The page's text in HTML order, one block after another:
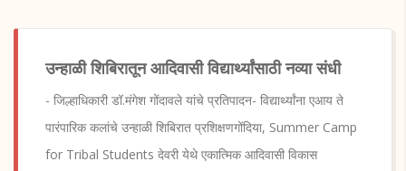
उन्हाळी शिबिरातून आदिवासी विद्यार्थ्यांसाठी नव्या संधी
- जिल्हाधिकारी डॉ.मंगेश गोंदावले यांचे प्रतिपादन- विद्यार्थ्यांना एआय ते
पारंपारिक कलांचे उन्हाळी शिबिरात प्रशिक्षणगोंदिया, Summer Camp
for Tribal Students देवरी येथे एकात्मिक आदिवासी विकास